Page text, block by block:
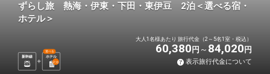
ずらし旅 熱海・伊東・下田・東伊豆 2泊＜選べる宿・
ホテル＞
新幹線 ホテル
選べる
2泊
大人1名様あたり 旅行代金（2～5名1室・税込）
60,380 円 84,020 円
表示旅行代金について